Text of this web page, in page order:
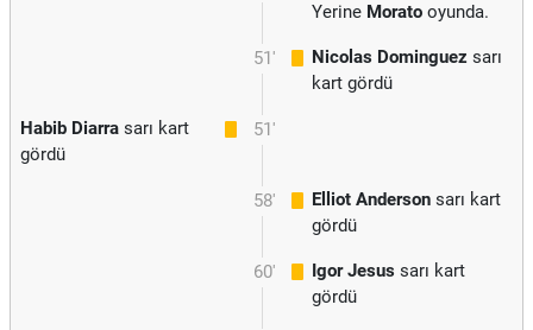
Yerine Morato oyunda.
51' Nicolas Dominguez sarı
kart gördü
51'
Habib Diarra sarı kart
gördü
58' Elliot Anderson sarı kart
gördü
60' Igor Jesus sarı kart
gördü